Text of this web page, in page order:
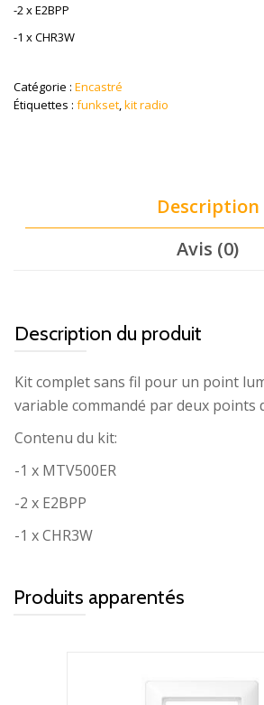
-2 x E2BPP
-1 x CHR3W
Catégorie : Encastré
Étiquettes : funkset,kit radio
Description
Avis (0)
Description du produit
Kit complet sans fil pour un point
variable commandé par deux points
Contenu du kit:
-1 x MTV500ER
-2 x E2BPP
-1 x CHR3W
Produits apparentés